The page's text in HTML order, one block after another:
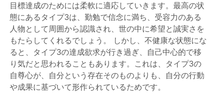
目標達成のためには柔軟に適応していきます。最高の状
態にあるタイプ3は、勤勉で信念に満ち、受容力のある
人物として周囲から認識され、世の中に希望と誠実さを
もたらしてくれるでしょう。 しかし、不健康な状態にな
ると、タイプ3の達成欲求が行き過ぎ、自己中心的で移
り気だと思われることもあります。これは、タイプ3の
自尊心が、自分という存在そのものよりも、自分の行動
や成果に基づいて形作られているためです。